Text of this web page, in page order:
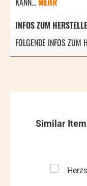
INFOS ZUM
FOLGENDE INFOS ZUM
Similar